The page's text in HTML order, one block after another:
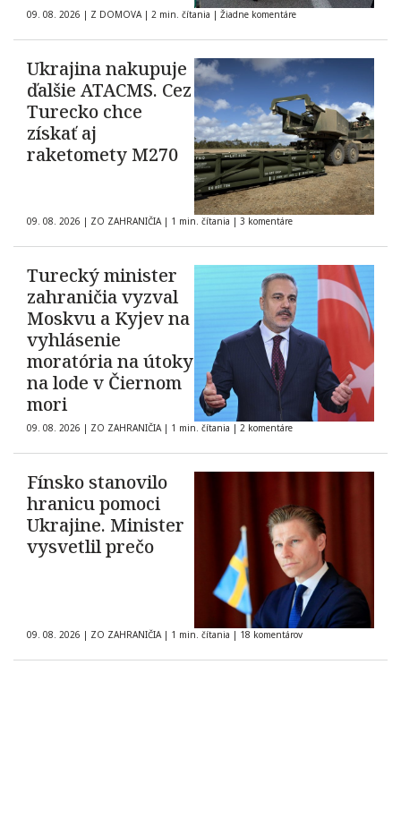
09. 08. 2026 | Z DOMOVA | 2 min. čítania | Žiadne komentáre
Ukrajina nakupuje
ďalšie ATACMS. Cez
Turecko chce
získať aj
raketomety M270
09. 08. 2026 | ZO ZAHRANIČIA | 1 min. čítania | 3 komentáre
Turecký minister
zahraničia vyzval
Moskvu a Kyjev na
vyhlásenie
moratória na útoky
na lode v Čiernom
mori
09. 08. 2026 | ZO ZAHRANIČIA | 1 min. čítania | 2 komentáre
Fínsko stanovilo
hranicu pomoci
Ukrajine. Minister
vysvetlil prečo
09. 08. 2026 | ZO ZAHRANIČIA | 1 min. čítania | 18 komentárov